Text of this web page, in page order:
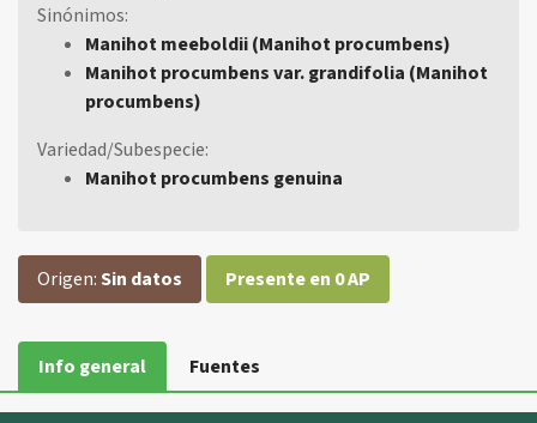
Sinónimos:
Manihot meeboldii (Manihot procumbens)
Manihot procumbens var. grandifolia (Manihot
procumbens)
Variedad/Subespecie:
Manihot procumbens genuina
Origen:Sin datos Presente en 0 AP
Info general Fuentes